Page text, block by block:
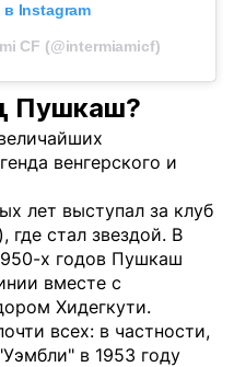
Instagram
CF (@intermiamicf)
Пушкаш?
венгерского и
лет выступал за клуб
стал звездой. В
х годов Пушкаш
вместе с
Хидегкути.
всех: в частности,
в 1953 году